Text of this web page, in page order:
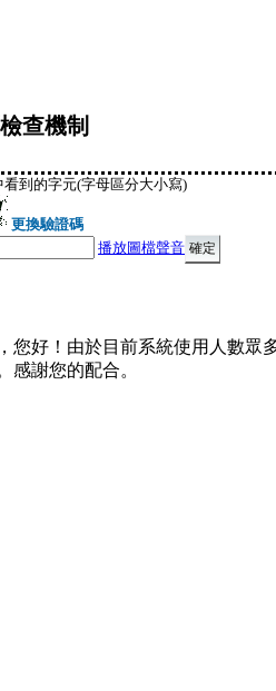
查機制
到的字元(字母區分大小寫)
更換驗證碼
播放圖檔聲音
您好！由於目前系統使用人數眾
感謝您的配合。